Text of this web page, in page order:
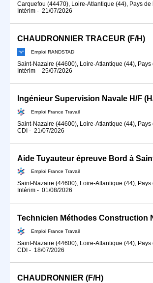
Carquefou (44470), Loire-Atlantique (44), Pays de
Intérim - 21/07/2026
CHAUDRONNIER TRACEUR (F/H)
Emploi RANDSTAD
Saint-Nazaire (44600), Loire-Atlantique (44), Pays
Intérim - 25/07/2026
Ingénieur Supervision Navale H/F
Emploi France Travail
Saint-Nazaire (44600), Loire-Atlantique (44), Pays
CDI - 21/07/2026
Emploi France Travail
Saint-Nazaire (44600), Loire-Atlantique (44), Pays
Intérim - 01/08/2026
Emploi France Travail
Saint-Nazaire (44600), Loire-Atlantique (44), Pays
CDI - 18/07/2026
CHAUDRONNIER (F/H)